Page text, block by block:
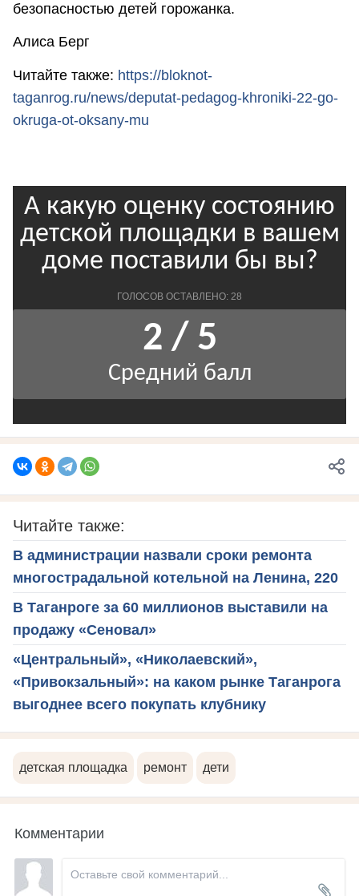
безопасностью детей горожанка.
Алиса Берг
Читайте также: https://bloknot-
taganrog.ru/news/deputat-pedagog-khroniki-22-go-
okruga-ot-oksany-mu
Читайте также:
В администрации назвали сроки ремонта
многострадальной котельной на Ленина, 220
В Таганроге за 60 миллионов выставили на
продажу «Сеновал»
«Центральный», «Николаевский»,
«Привокзальный»: на каком рынке Таганрога
выгоднее всего покупать клубнику
детская площадка ремонт дети
Комментарии